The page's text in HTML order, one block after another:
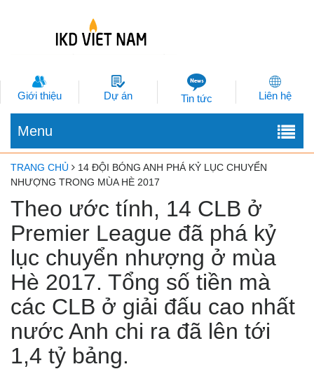
Giới thiệu Dự án Tin tức Liên hệ
Menu
TRANG CHỦ
14 ĐỘI BÓNG ANH PHÁ KỶ LỤC CHUYỂN
NHƯỢNG TRONG MÙA HÈ 2017
Theo ước tính, 14 CLB ở
Premier League đã phá kỷ
lục chuyển nhượng ở mùa
Hè 2017. Tổng số tiền mà
các CLB ở giải đấu cao nhất
nước Anh chi ra đã lên tới
1,4 tỷ bảng.